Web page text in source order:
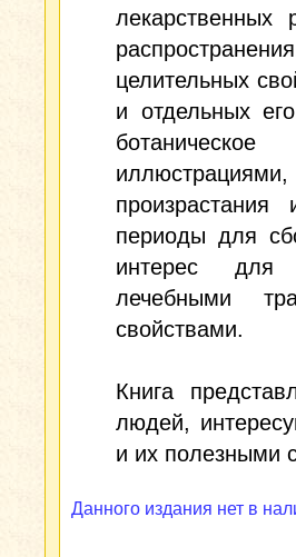
лекарственных
целительных
и отдельных
произрастания
периоды для
интерес для
лечебными
свойствами.
Книга
людей,
и их полезными
Данного издания нет в